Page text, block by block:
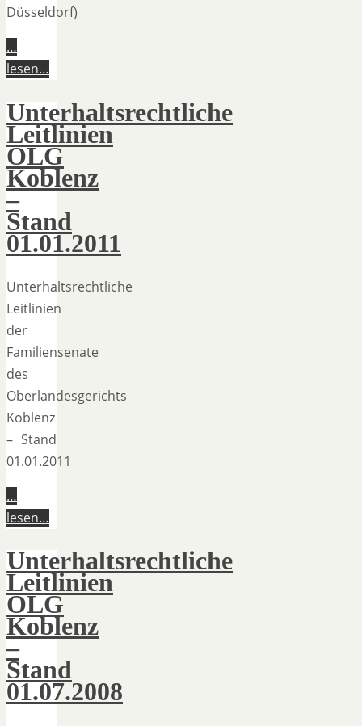
Düsseldorf)
…
lesen…
Unterhaltsrechtliche
Leitlinien
OLG
Koblenz
–
Stand
01.01.2011
Unterhaltsrechtliche
Leitlinien
der
Familiensenate
des
Oberlandesgerichts
Koblenz
– Stand
01.01.2011
…
lesen…
Unterhaltsrechtliche
Leitlinien
OLG
Koblenz
–
Stand
01.07.2008